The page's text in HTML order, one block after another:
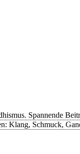
Spannende
Klang, Schmuck,